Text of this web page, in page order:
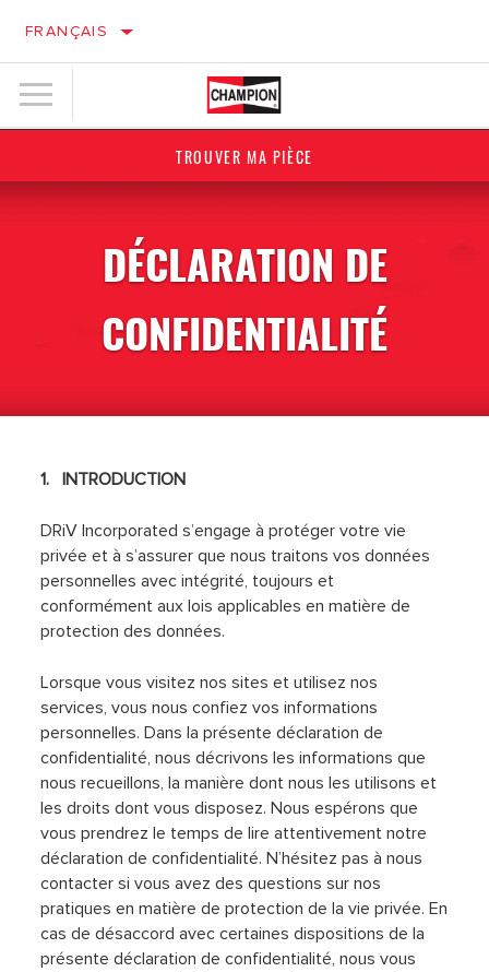
FRANÇAIS
TROUVER MA PIÈCE
DÉCLARATION DE
CONFIDENTIALITÉ
1. INTRODUCTION
DRiV Incorporated s’engage à protéger votre vie
privée et à s’assurer que nous traitons vos données
personnelles avec intégrité, toujours et
conformément aux lois applicables en matière de
protection des données.
Lorsque vous visitez nos sites et utilisez nos
services, vous nous confiez vos informations
personnelles. Dans la présente déclaration de
confidentialité, nous décrivons les informations que
nous recueillons, la manière dont nous les utilisons et
les droits dont vous disposez. Nous espérons que
vous prendrez le temps de lire attentivement notre
déclaration de confidentialité. N’hésitez pas à nous
contacter si vous avez des questions sur nos
pratiques en matière de protection de la vie privée. En
cas de désaccord avec certaines dispositions de la
présente déclaration de confidentialité, nous vous